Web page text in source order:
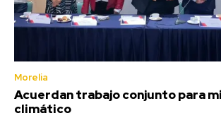
Morelia
Acuerdan trabajo conjunto para
climático